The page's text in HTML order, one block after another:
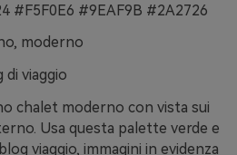
#F5F0E6 #9EAF9B #2A2726
moderno
di viaggio
chalet moderno con vista sui
Usa questa palette verde e
viaggio, immagini in evidenza